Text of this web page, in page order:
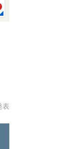
表